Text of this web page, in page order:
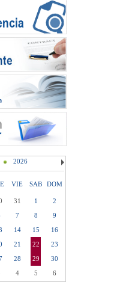
2026
VIE SAB DOM
31 1
2
7 8 9
14 15
16
21 22
23
28 29
30
4 5 6